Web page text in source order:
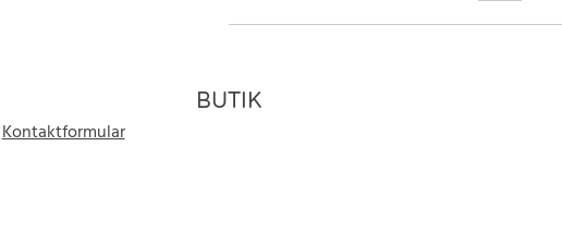
BUTIK
Kontaktformular